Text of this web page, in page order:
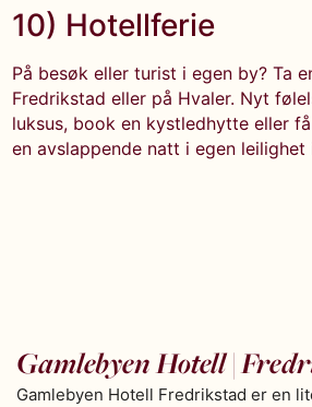
10) Hotellferie
På besøk eller turist i egen by? Ta
Fredrikstad eller på Hvaler. Nyt
luksus, book en kystledhytte eller
en avslappende natt i egen leilighet
Gamlebyen Hotell |
Gamlebyen Hotell Fredrikstad er en